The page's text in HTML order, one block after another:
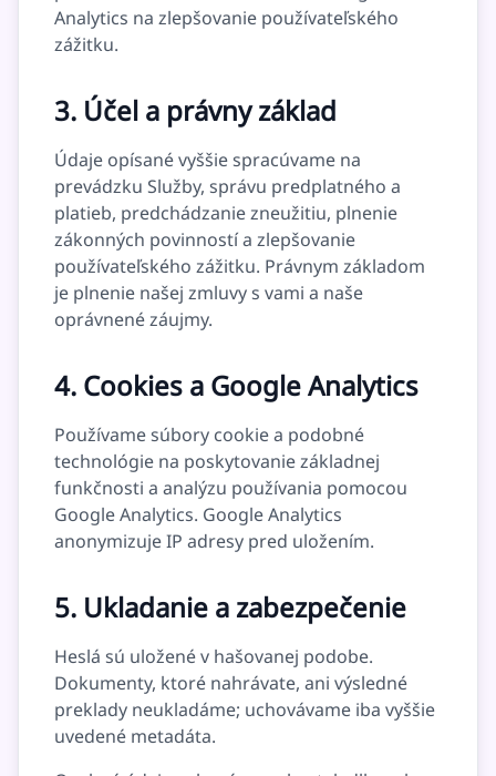
Analytics na zlepšovanie používateľského
zážitku.
3. Účel a právny základ
Údaje opísané vyššie spracúvame na
prevádzku Služby, správu predplatného a
platieb, predchádzanie zneužitiu, plnenie
zákonných povinností a zlepšovanie
používateľského zážitku. Právnym základom
je plnenie našej zmluvy s vami a naše
oprávnené záujmy.
4. Cookies a Google Analytics
Používame súbory cookie a podobné
technológie na poskytovanie základnej
funkčnosti a analýzu používania pomocou
Google Analytics. Google Analytics
anonymizuje IP adresy pred uložením.
5. Ukladanie a zabezpečenie
Heslá sú uložené v hašovanej podobe.
Dokumenty, ktoré nahrávate, ani výsledné
preklady neukladáme; uchovávame iba vyššie
uvedené metadáta.